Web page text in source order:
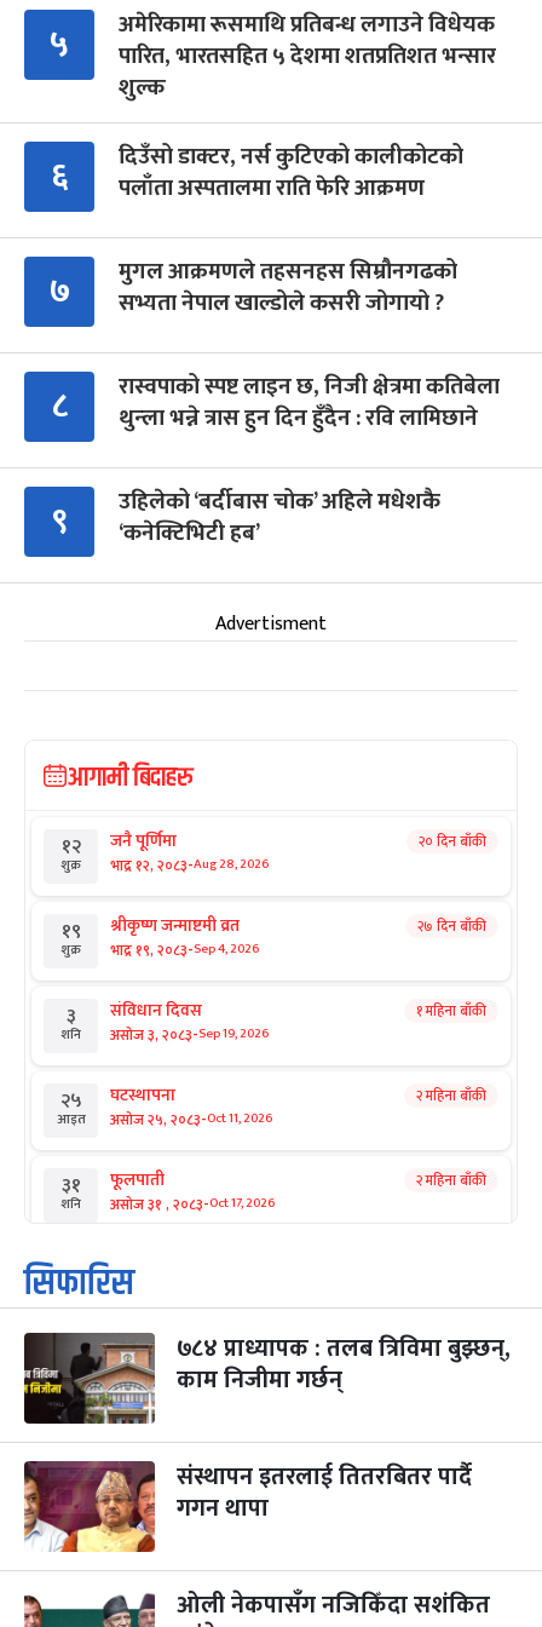
५
अमेरिकामा रूसमाथि प्रतिबन्ध लगाउने विधेयक
पारित, भारतसहित ५ देशमा शतप्रतिशत भन्सार
शुल्क
६
दिउँसो डाक्टर, नर्स कुटिएको कालीकोटको
पलाँता अस्पतालमा राति फेरि आक्रमण
७
मुगल आक्रमणले तहसनहस सिम्रौनगढको
सभ्यता नेपाल खाल्डोले कसरी जोगायो ?
८
रास्वपाको स्पष्ट लाइन छ, निजी क्षेत्रमा कतिबेला
थुन्ला भन्ने त्रास हुन दिन हुँदैन : रवि लामिछाने
९
उहिलेको ‘बर्दीबास चोक’ अहिले मधेशकै
‘कनेक्टिभिटी हब’
Advertisment
आगामी बिदाहरु
१२
शुक्र
जनै पूर्णिमा
भाद्र १२, २०८३-Aug 28, 2026
२० दिन बाँकी
१९
शुक्र
श्रीकृष्ण जन्माष्टमी व्रत
भाद्र १९, २०८३-Sep 4, 2026
२७ दिन बाँकी
३
शनि
संविधान दिवस
असोज ३, २०८३-Sep 19, 2026
१ महिना बाँकी
२५
आइत
घटस्थापना
असोज २५, २०८३-Oct 11, 2026
२ महिना बाँकी
३१
शनि
फूलपाती
असोज ३१ , २०८३-Oct 17, 2026
२ महिना बाँकी
१
आइत
कार्तिक सङ्क्रान्ति
कार्तिक १, २०८३
३
मंगल
महानवमी
कार्तिक ३, २०८३-Oct 20, 2026
२ महिना बाँकी
४
बुध कार्तिक ४, २०८३
५
बिहि
पापा‌ङ्कुशा एकादशी व्रत
कार्तिक ५, २०८३
२२ कुकुर तिहार ३ महिना बाँकी
सिफारिस
७८४ प्राध्यापक : तलब त्रिविमा बुझ्छन्,
काम निजीमा गर्छन्
संस्थापन इतरलाई तितरबितर पार्दै
गगन थापा
ओली नेकपासँग नजिकिँदा सशंकित